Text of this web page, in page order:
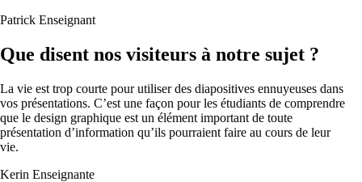
Patrick Enseignant
Que disent nos visiteurs à notre sujet ?
La vie est trop courte pour utiliser des diapositives ennuyeuses dans
vos présentations. C’est une façon pour les étudiants de comprendre
que le design graphique est un élément important de toute
présentation d’information qu’ils pourraient faire au cours de leur
vie.
Kerin Enseignante